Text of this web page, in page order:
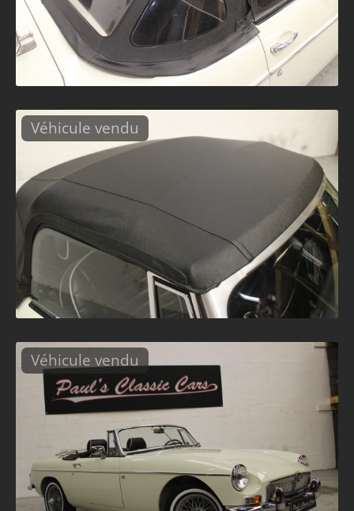
Véhicule vendu
Véhicule vendu